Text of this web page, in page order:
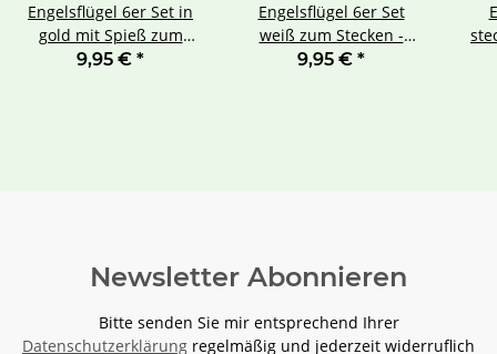
Engelsflügel 6er Set in
gold mit Spieß zum
basteln
9,95 € *
Engelsflügel 6er Set
weiß zum Stecken -
Basteln
9,95 € *
Newsletter Abonnieren
Bitte senden Sie mir entsprechend Ihrer
Datenschutzerklärung regelmäßig und jederzeit widerruflich